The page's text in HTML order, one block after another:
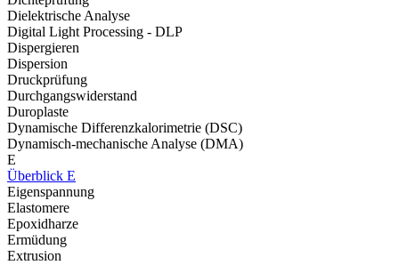
Dielektrische Analyse
Digital Light Processing - DLP
Dispergieren
Dispersion
Druckprüfung
Durchgangswiderstand
Duroplaste
Dynamische Differenzkalorimetrie (DSC)
Dynamisch-mechanische Analyse (DMA)
E
Überblick E
Eigenspannung
Elastomere
Epoxidharze
Ermüdung
Extrusion